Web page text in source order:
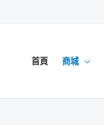
首頁 商城